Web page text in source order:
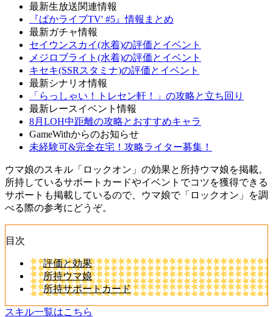
最新生放送関連情報
『ぱかライブTV' #5』情報まとめ
最新ガチャ情報
セイウンスカイ(水着)の評価とイベント
メジロブライト(水着)の評価とイベント
キセキ(SSRスタミナ)の評価とイベント
最新シナリオ情報
「らっしゃい！トレセン軒！」の攻略と立ち回り
最新レースイベント情報
8月LOH中距離の攻略とおすすめキャラ
GameWithからのお知らせ
未経験可&完全在宅！攻略ライター募集！
ウマ娘のスキル「ロックオン」の効果と所持ウマ娘を掲載。
所持しているサポートカードやイベントでコツを獲得できる
サポートも掲載しているので、ウマ娘で「ロックオン」を調
べる際の参考にどうぞ。
目次
評価と効果
所持ウマ娘
所持サポートカード
スキル一覧はこちら